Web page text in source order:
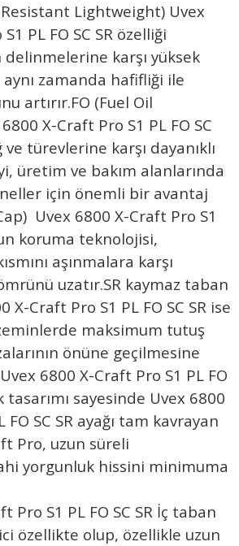
Lightweight) Uvex
PL FO SC SR özelliği
karşı yüksek
zamanda hafifliği ile
artırır.FO (Fuel Oil
X-Craft Pro S1 PL FO SC
türevlerine karşı dayanıklı
üretim ve bakım alanlarında
için önemli bir avantaj
Uvex 6800 X-Craft Pro S1
koruma teknolojisi,
aşınmalara karşı
uzatır.SR kaymaz taban
X-Craft Pro S1 PL FO SC SR ise
maksimum tutuş
önüne geçilmesine
Uvex 6800 X-Craft Pro S1 PL FO
tasarımı sayesinde Uvex 6800
SC SR ayağı tam kavrayan
Pro, uzun süreli
yorgunluk hissini minimuma
Pro S1 PL FO SC SR İç taban
özellikte olup, özellikle uzun